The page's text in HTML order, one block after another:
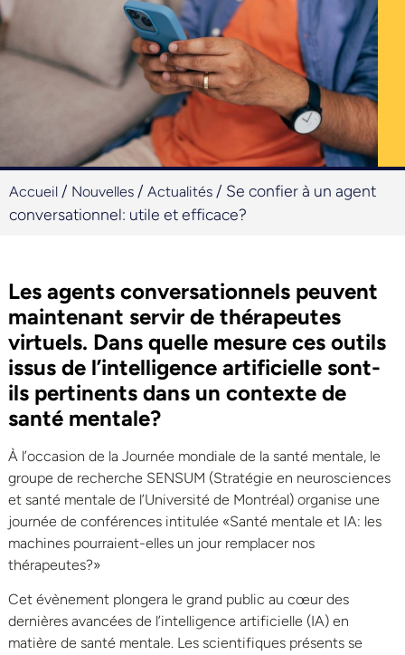
Accueil / Nouvelles / Actualités / Se confier à un agent
conversationnel: utile et efficace?
Les agents conversationnels peuvent
maintenant servir de thérapeutes
virtuels. Dans quelle mesure ces outils
issus de l’intelligence artificielle sont-
ils pertinents dans un contexte de
santé mentale?
À l’occasion de la Journée mondiale de la santé mentale, le
groupe de recherche SENSUM (Stratégie en neurosciences
et santé mentale de l’Université de Montréal) organise une
journée de conférences intitulée «Santé mentale et IA: les
machines pourraient-elles un jour remplacer nos
thérapeutes?»
Cet évènement plongera le grand public au cœur des
dernières avancées de l’intelligence artificielle (IA) en
matière de santé mentale. Les scientifiques présents se